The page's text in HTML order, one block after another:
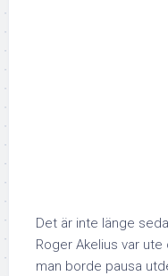
Det är inte länge
Roger Akelius var
man borde pausa